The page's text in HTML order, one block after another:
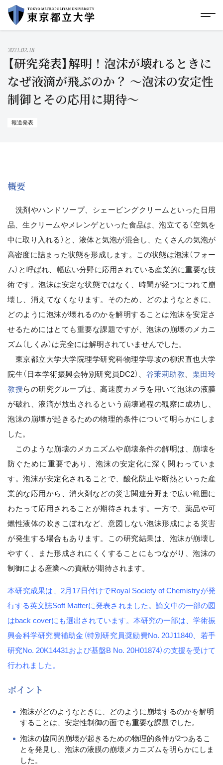
イ
グローバルメニューにスキップ メ
2021.02.18
【研究発表】解明！泡沫が壊れるときに
なぜ液滴が飛ぶのか？ 〜泡沫の安定性
制御とその応用に期待〜
報道発表
概要
洗剤やハンドソープ、シェービングクリームといった日用
品、生クリームやメレンゲといった食品は、泡立てる（空気を
中に取り入れる）と、液体と気泡が混合し、たくさんの気泡が
高密度に詰まった状態を形成します。この状態は泡沫（フォー
ム）と呼ばれ、幅広い分野に応用されている産業的に重要な技
術です。泡沫は安定な状態ではなく、時間が経つにつれて崩
壊し、消えてなくなります。そのため、どのようなときに、
どのように泡沫が壊れるのかを解明することは泡沫を安定さ
せるためにはとても重要な課題ですが、泡沫の崩壊のメカニ
ズム（しくみ）は完全には解明されていませんでした。
東京都立大学大学院理学研究科物理学専攻の柳沢直也大学
院生（日本学術振興会特別研究員DC2）、 谷茉莉助教
栗田玲
教授らの研究グループは、高速度カメラを用いて泡沫の液膜
が破れ、液滴が放出されるという崩壊過程の観察に成功し、
泡沫の崩壊が起きるための物理的条件について明らかにしま
した。
このような崩壊のメカニズムや崩壊条件の解明は、崩壊を
防ぐために重要であり、泡沫の安定化に深く関わっていま
す。泡沫が安定化されることで、酸化防止や断熱といった産
業的な応用から、消火剤などの災害関連分野まで広い範囲に
わたって応用されることが期待されます。一方で、薬品や可
燃性液体の吹きこぼれなど、意図しない泡沫形成による災害
が発生する場合もあります。この研究結果は、泡沫が崩壊し
やすく、また形成されにくくすることにもつながり、泡沫の
制御による産業への貢献が期待されます。
本研究成果は、2月17日付けでRoyal Society of Chemistryが発
行する英文誌Soft Matterに発表されました。論文中の一部の図
はback coverにも選出されています。本研究の一部は、学術振
興会科学研究費補助金（特別研究員奨励費No. 20J11840、若手
研究No. 20K14431および基盤B No. 20H01874）の支援を受けて
行われました。
ポイント
泡沫がどのようなときに、どのように崩壊するのかを解明
することは、安定性制御の面でも重要な課題でした。
泡沫の協同的崩壊が起きるための物理的条件が2つあるこ
とを発見し、泡沫の液膜の崩壊メカニズムを明らかにしま
した。